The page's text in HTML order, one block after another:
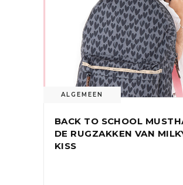
ALGEMEEN
BACK TO SCHOOL
DE RUGZAKKEN VAN
KISS